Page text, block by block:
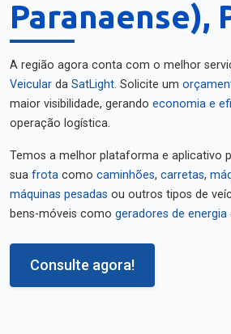
Paranaense),
A região agora conta com o melhor
Veicular da SatLight. Solicite um
maior visibilidade, gerando economia e
operação logística.
Temos a melhor plataforma e aplicativo
sua frota como caminhões, carretas,
máquinas pesadas ou outros tipos de
bens-móveis como geradores de energia
Consulte agora!